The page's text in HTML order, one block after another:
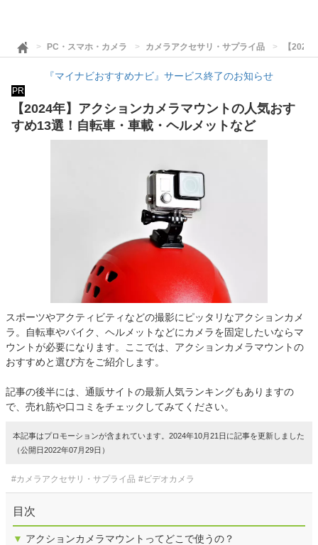
PC・スマホ・カメラ カメラアクセサリ・サプライ品 【2024
『マイナビおすすめナビ』サービス終了のお知らせ
PR
【2024年】アクションカメラマウントの人気おす
すめ13選！自転車・車載・ヘルメットなど
スポーツやアクティビティなどの撮影にピッタリなアクションカメ
ラ。自転車やバイク、ヘルメットなどにカメラを固定したいならマ
ウントが必要になります。ここでは、アクションカメラマウントの
おすすめと選び方をご紹介します。
記事の後半には、通販サイトの最新人気ランキングもありますの
で、売れ筋や口コミをチェックしてみてください。
本記事はプロモーションが含まれています。2024年10月21日に記事を更新しました
（公開日2022年07月29日）
#カメラアクセサリ・サプライ品 #ビデオカメラ
目次
▼ アクションカメラマウントってどこで使うの？